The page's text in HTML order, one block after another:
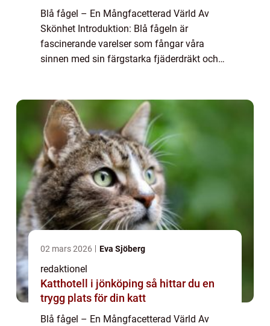
Blå fågel – En Mångfacetterad Värld Av
Skönhet Introduktion: Blå fågeln är
fascinerande varelser som fångar våra
sinnen med sin färgstarka fjäderdräkt och
aspek...
02 mars 2026 Eva Sjöberg
redaktionel
Katthotell i jönköping så hittar du en
trygg plats för din katt
Blå fågel – En Mångfacetterad Värld Av